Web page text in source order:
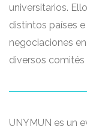
universitarios.
distintos países
negociaciones
diversos comités
UNYMUN es un